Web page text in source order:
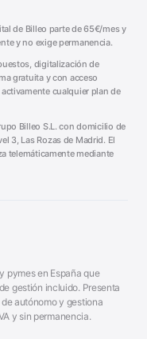
de Billeo parte de 65€/mes y
y no exige permanencia.
digitalización de
gratuita y con acceso
cualquier plan de
Billeo S.L. con domicilio de
3, Las Rozas de Madrid. El
telemáticamente mediante
pymes en España que
gestión incluido. Presenta
autónomo y gestiona
y sin permanencia.